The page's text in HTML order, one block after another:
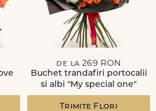
de la 269 RON
Buchet trandafiri portocalii
si albi "My special one"
Trimite Flori